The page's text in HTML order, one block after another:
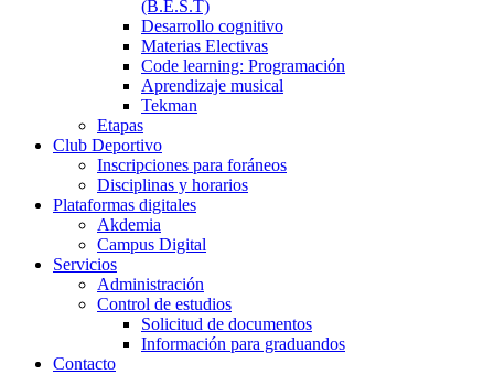
(B.E.S.T)
Desarrollo cognitivo
Materias Electivas
Code learning: Programación
Aprendizaje musical
Tekman
Etapas
Club Deportivo
Inscripciones para foráneos
Disciplinas y horarios
Plataformas digitales
Akdemia
Campus Digital
Servicios
Administración
Control de estudios
Solicitud de documentos
Información para graduandos
Contacto